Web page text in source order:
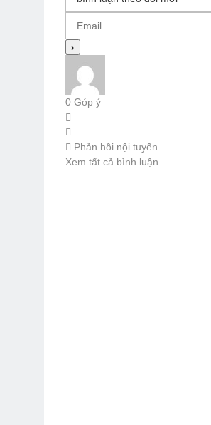
0 Góp ý
Phản hồi nội tuyến
Xem tất cả bình luận